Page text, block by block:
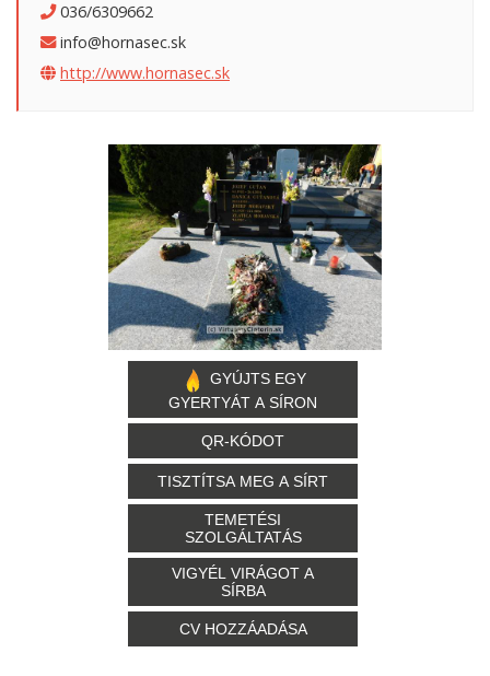
036/6309662
info@hornasec.sk
http://www.hornasec.sk
GYÚJTS EGY
GYERTYÁT A SÍRON
QR-KÓDOT
TISZTÍTSA MEG A SÍRT
TEMETÉSI
SZOLGÁLTATÁS
VIGYÉL VIRÁGOT A
SÍRBA
CV HOZZÁADÁSA